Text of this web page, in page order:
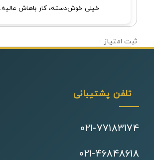
خیلی خوش‌دسته، کار باهاش عالیه.
تلفن پشتیبانی
021-77183174
021-46848618